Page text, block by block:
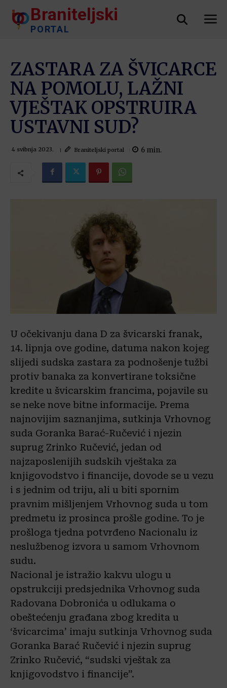
Braniteljski
PORTAL
ZASTARA ZA ŠVICARCE
NA POMOLU, LAŽNI
VJEŠTAK OPSTRUIRA
USTAVNI SUD?
4 svibnja 2023. Braniteljski portal 6 min.
U očekivanju dana D za švicarski franak,
14. lipnja ove godine, datuma nakon kojeg
slijedi sudska zastara za podnošenje tužbi
protiv banaka za konvertirane toksične
kredite u švicarskim francima, pojavile su
se neke nove bitne informacije. Prema
najnovijim saznanjima, sutkinja Vrhovnog
suda Goranka Barać-Ručević i njezin
suprug Zrinko Ručević, jedan od
najzaposlenijih sudskih vještaka za
knjigovodstvo i financije, dovode se u vezu
i s jednim od triju, ali u biti spornim
pravnim mišljenjem Vrhovnog suda u tom
predmetu iz prosinca prošle godine. To je
prošloga tjedna potvrđeno Nacionalu iz
neslužbenog izvora u samom Vrhovnom
sudu.
Nacional je istražio kakvu ulogu u
opstrukciji predsjednika Vrhovnog suda
Radovana Dobronića u odlukama o
obeštećenju građana zbog kredita u
‘švicarcima’ imaju sutkinja Vrhovnog suda
Goranka Barać Ručević i njezin suprug
Zrinko Ručević, “sudski vještak za
knjigovodstvo i financije”.